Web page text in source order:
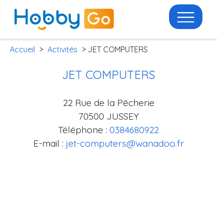
Accueil > Activités > JET COMPUTERS
JET COMPUTERS
22 Rue de la Pêcherie
70500 JUSSEY
Téléphone : 0384680922
E-mail : jet-computers@wanadoo.fr